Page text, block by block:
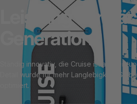
Leistungder
Generation
Ständig innovativ, die Cruise ist auf
Detail wurde für mehr Langlebigkeit,
optimiert.